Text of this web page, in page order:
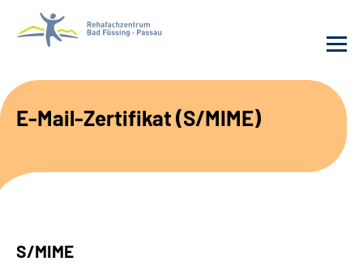
E-Mail-Zertifikat (S/MIME)
S/MIME